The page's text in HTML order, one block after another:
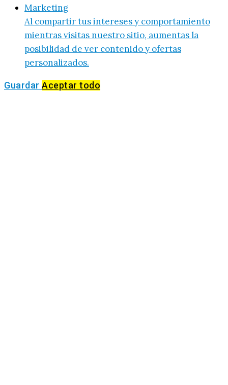
Marketing
Al compartir tus intereses y comportamiento
mientras visitas nuestro sitio, aumentas la
posibilidad de ver contenido y ofertas
personalizados.
Guardar Aceptar todo